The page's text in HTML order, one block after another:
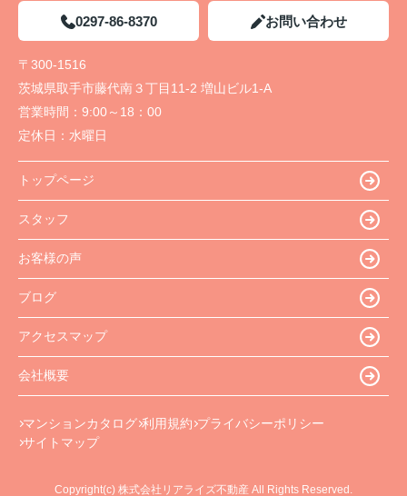
0297-86-8370 お問い合わせ
〒300-1516
茨城県取手市藤代南３丁目11-2 増山ビル1-A
営業時間： 9:00～18：00
定休日： 水曜日
トップページ
スタッフ
お客様の声
ブログ
アクセスマップ
会社概要
マンションカタログ 利用規約 プライバシーポリシー
サイトマップ
Copyright(c) 株式会社リアライズ不動産 All Rights Reserved.